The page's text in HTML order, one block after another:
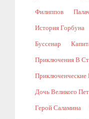
Филиппов Палач
История Горбуна
Буссенар
Приключения В
Приключенческие
Дочь Великого
Герой Саламина